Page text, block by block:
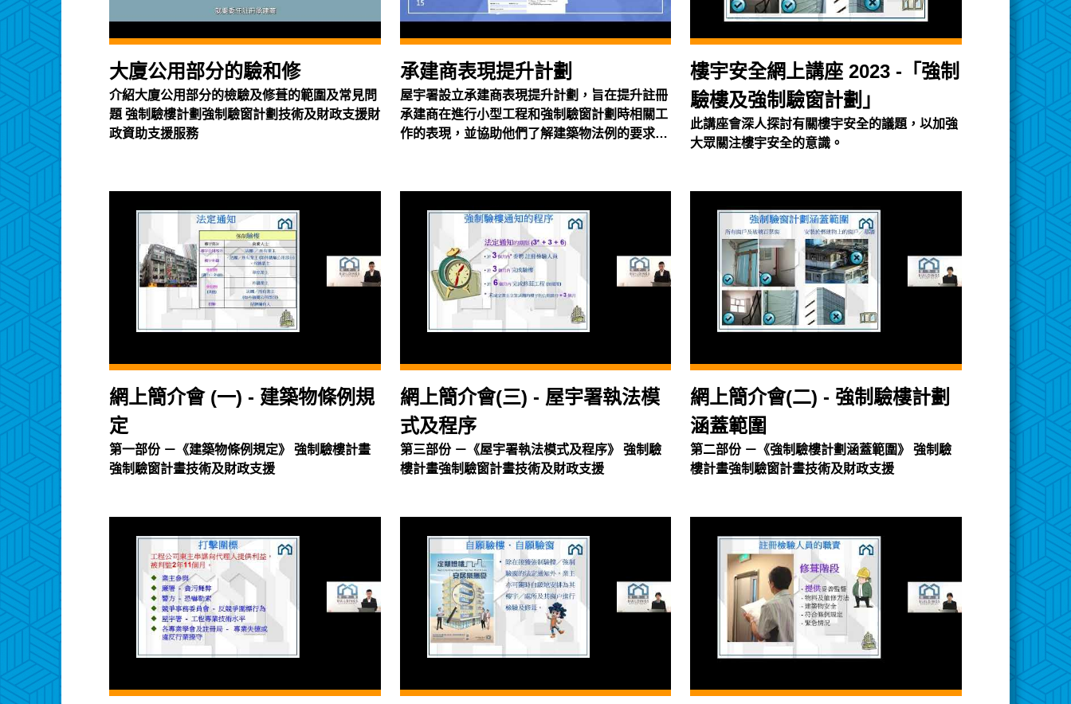
大廈公用部分的驗和修
介紹大廈公用部分的檢驗及修葺的範圍及常見問
題 強制驗樓計劃強制驗窗計劃技術及財政支援財
政資助支援服務
承建商表現提升計劃
屋宇署設立承建商表現提升計劃，旨在提升註冊
承建商在進行小型工程和強制驗窗計劃時相關工
作的表現，並協助他們了解建築物法例的要求及
記分和提升表現課程 。
樓宇安全網上講座 2023 -「強制
驗樓及強制驗窗計劃」
此講座會深人探討有關樓宇安全的議題，以加強
大眾關注樓宇安全的意識。
網上簡介會 (一) - 建築物條例規
定
第一部份 －《建築物條例規定》 強制驗樓計畫
強制驗窗計畫技術及財政支援
網上簡介會(三) - 屋宇署執法模
式及程序
第三部份 －《屋宇署執法模式及程序》 強制驗
樓計畫強制驗窗計畫技術及財政支援
網上簡介會(二) - 強制驗樓計劃
涵蓋範圍
第二部份 －《強制驗樓計劃涵蓋範圍》 強制驗
樓計畫強制驗窗計畫技術及財政支援